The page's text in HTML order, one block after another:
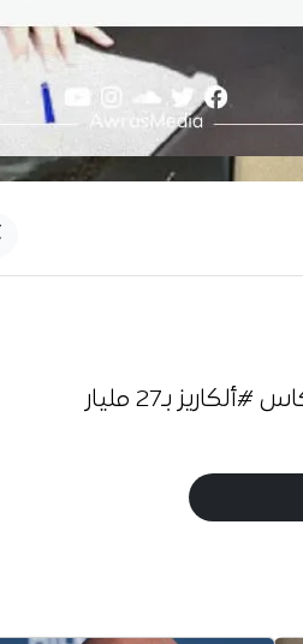
هل حقا #الفاف مدينة للناخب الوطني السابق لوكاس #ألكاريز بـ27 مليار